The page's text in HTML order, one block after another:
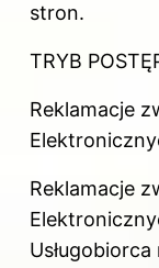
stron.
TRYB
Reklamacje
Reklamacje